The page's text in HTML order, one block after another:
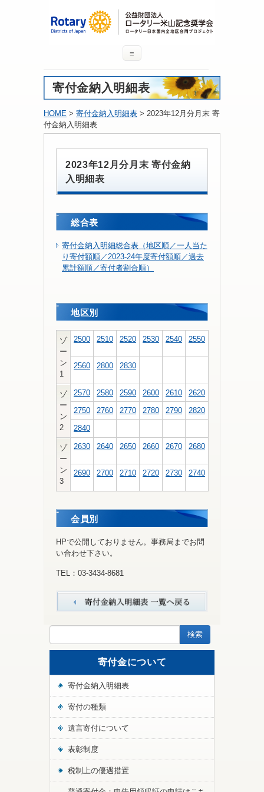
≡
寄付金納入明細表
HOME > 寄付金納入明細表 > 2023年12月分月末 寄
付金納入明細表
2023年12月分月末 寄付金納
入明細表
総合表
寄付金納入明細総合表（地区順／一人当た
り寄付額順／2023-24年度寄付額順／過去
累計額順／寄付者割合順）
地区別
ゾ
ー
ン
1
2500 2510 2520 2530 2540 2550
2560 2800 2830
ゾ
ー
ン
2
2570 2580 2590 2600 2610
2620
2750
2760 2770 2780 2790
2820
2840
ゾ
ー
ン
3
2630 2640 2650 2660 2670 2680
2690 2700 2710 2720 2730 2740
会員別
HPで公開しておりません。事務局までお問
い合わせ下さい。
TEL：03-3434-8681
寄付金について
寄付金納入明細表
寄付の種類
遺言寄付について
表彰制度
税制上の優遇措置